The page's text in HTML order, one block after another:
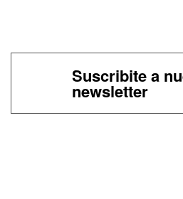
Suscribite a
newsletter